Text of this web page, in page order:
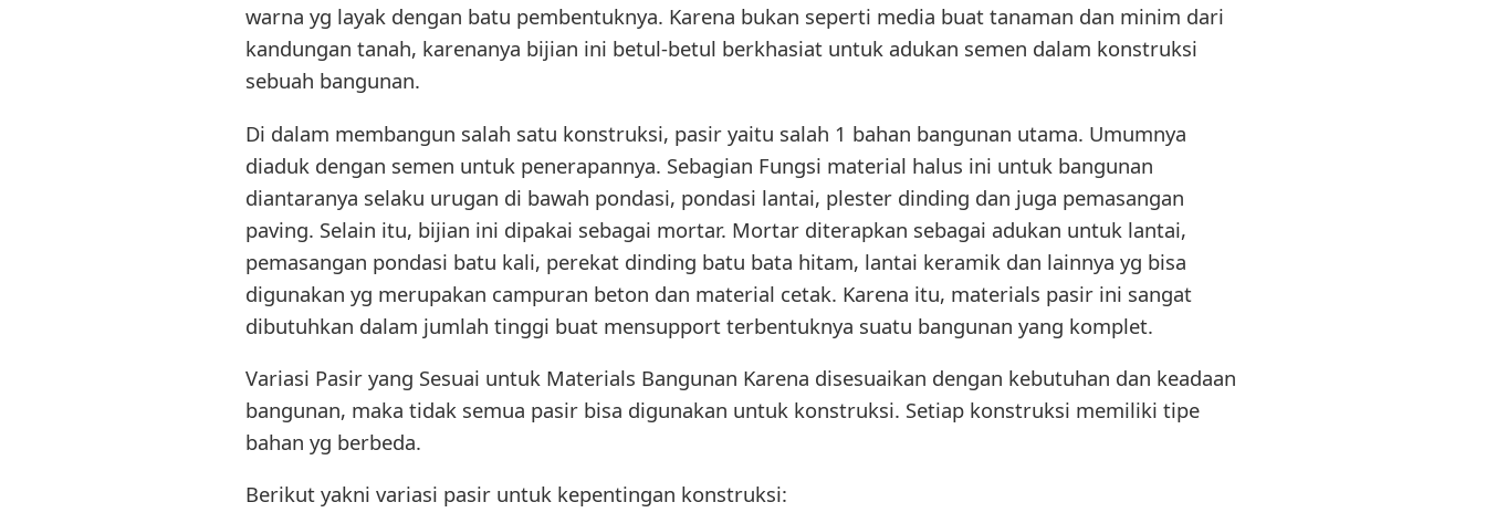
warna yg layak dengan batu pembentuknya. Karena bukan seperti media buat tanaman dan minim dari
kandungan tanah, karenanya bijian ini betul-betul berkhasiat untuk adukan semen dalam konstruksi
sebuah bangunan.
Di dalam membangun salah satu konstruksi, pasir yaitu salah 1 bahan bangunan utama. Umumnya
diaduk dengan semen untuk penerapannya. Sebagian Fungsi material halus ini untuk bangunan
diantaranya selaku urugan di bawah pondasi, pondasi lantai, plester dinding dan juga pemasangan
paving. Selain itu, bijian ini dipakai sebagai mortar. Mortar diterapkan sebagai adukan untuk lantai,
pemasangan pondasi batu kali, perekat dinding batu bata hitam, lantai keramik dan lainnya yg bisa
digunakan yg merupakan campuran beton dan material cetak. Karena itu, materials pasir ini sangat
dibutuhkan dalam jumlah tinggi buat mensupport terbentuknya suatu bangunan yang komplet.
Variasi Pasir yang Sesuai untuk Materials Bangunan Karena disesuaikan dengan kebutuhan dan keadaan
bangunan, maka tidak semua pasir bisa digunakan untuk konstruksi. Setiap konstruksi memiliki tipe
bahan yg berbeda.
Berikut yakni variasi pasir untuk kepentingan konstruksi: